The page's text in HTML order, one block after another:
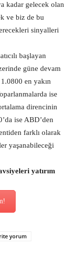
kadar gelecek olan
ve biz de bu
sinyalleri
başlayan
güne devam
en yakın
ise
direncinin
ise ABD’den
farklı olarak
yaşanabileceği
yatırım
yorum